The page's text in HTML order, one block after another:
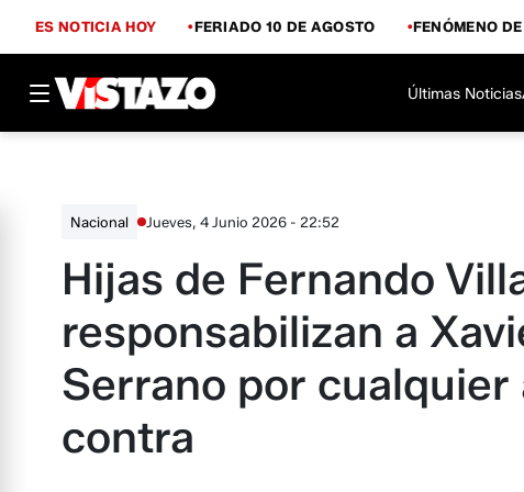
ES NOTICIA HOY FERIADO 10 DE AGOSTO FENÓMENO
Últimas Noticias
Nacional Jueves, 4 Junio 2026 - 22:52
Hijas de Fernando
responsabilizan a
Serrano por
contra